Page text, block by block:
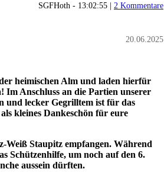
SGFHoth - 13:02:55 | 2 Kommentare
20.06.2025
heimischen Alm und laden hierfür
Anschluss an die Partien unserer
und lecker Gegrilltem ist für das
kleines Dankeschön für eure
Weiß Staupitz empfangen. Während
Schützenhilfe, um noch auf den 6.
aussein dürften.